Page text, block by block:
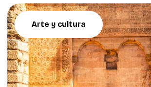
Arte y cultura